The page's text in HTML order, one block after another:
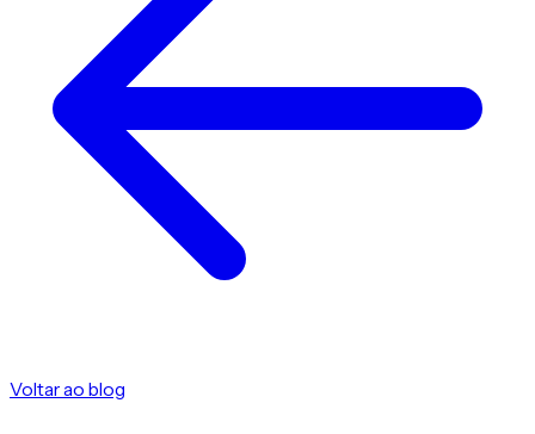
Voltar ao blog